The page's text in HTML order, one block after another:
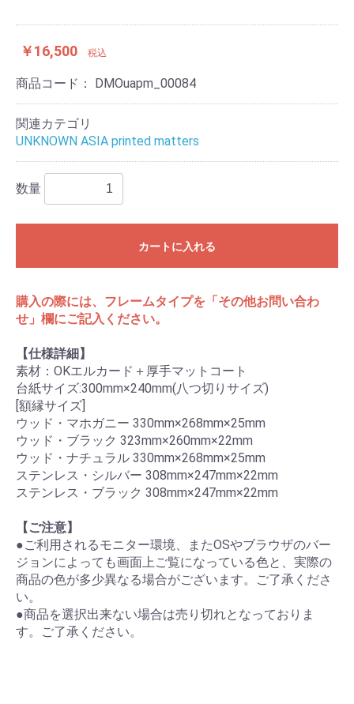
￥16,500 税込
商品コード： DMOuapm_00084
関連カテゴリ
UNKNOWN ASIA printed matters
数量
カートに入れる
購入の際には、フレームタイプを「その他お問い合わ
せ」欄にご記入ください。
【仕様詳細】
素材：OKエルカード＋厚手マットコート
台紙サイズ:300mm×240mm(八つ切りサイズ)
[額縁サイズ]
ウッド・マホガニー 330mm×268mm×25mm
ウッド・ブラック 323mm×260mm×22mm
ウッド・ナチュラル 330mm×268mm×25mm
ステンレス・シルバー 308mm×247mm×22mm
ステンレス・ブラック 308mm×247mm×22mm
【ご注意】
●ご利用されるモニター環境、またOSやブラウザのバー
ジョンによっても画面上ご覧になっている色と、実際の
商品の色が多少異なる場合がございます。ご了承くださ
い。
●商品を選択出来ない場合は売り切れとなっておりま
す。ご了承ください。